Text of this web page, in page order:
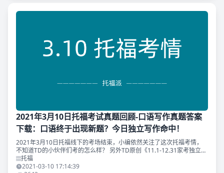
2021年3月10日托福考试真题回顾-口语写作真题答案
下载：口语终于出现新题？今日独立写作命中！
2021年3月10日托福线下的考场结束，小编依然关注了这次托福考情，
不知道TD的小伙伴们考的怎么样？ 另外TD原创《11.1-12.31家考独立写
作范文合集》命中独立写作原题，恭喜刷到原题的同学呀！ 与往常一
样，
托福
2021-03-10 17:14:39